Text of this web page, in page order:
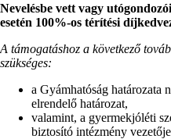
Nevelésbe vett vagy
esetén 100%-os térítési
A támogatáshoz a következő
szükséges:
a Gyámhatóság határozata
elrendelő határozat,
valamint, a gyermekjóléti
biztosító intézmény